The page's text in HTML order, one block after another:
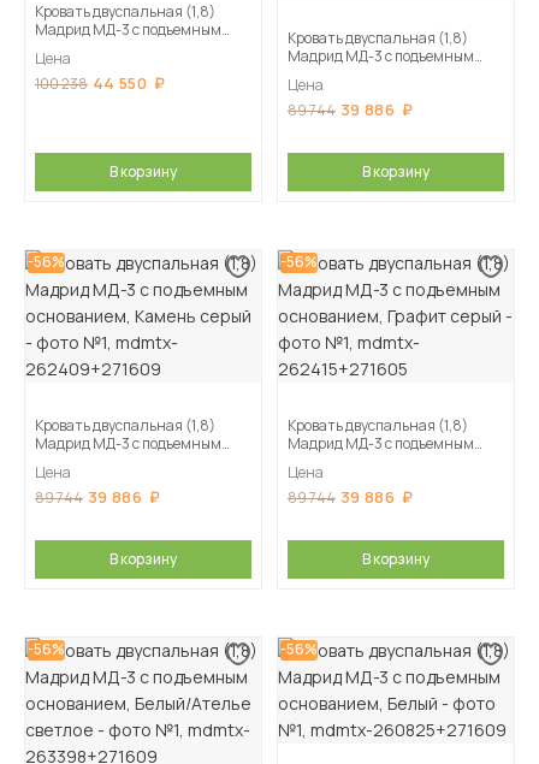
Кровать двуспальная (1,8)
Мадрид МД-3 с подъемным
Цена
100 238 44 550
В корзину
Кровать двуспальная (1,8)
Мадрид МД-3 с подъемным
Цена
89 744 39 886
В корзину
-56%
Кровать двуспальная (1,8)
Мадрид МД-3 с подъемным
Цена
89 744 39 886
В корзину
-56%
Кровать двуспальная (1,8)
Мадрид МД-3 с подъемным
Цена
89 744 39 886
В корзину
-56% -56%